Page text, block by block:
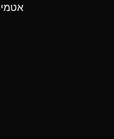
Anhydrous
Gas (cold)
Gas (hot)